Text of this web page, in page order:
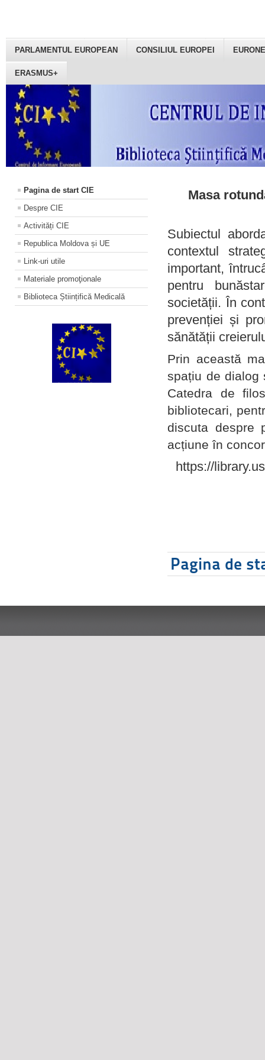
PARLAMENTUL EUROPEAN CONSILIUL EUROPEI
ERASMUS+
Pagina de start CIE
Despre CIE
Activități CIE
Republica Moldova și UE
Link-uri utile
Materiale promoţionale
Biblioteca Științifică Medicală
Masa
Subiectul
contextul
important,
pentru
societății. În
prevenției și
sănătății
Prin această
spațiu de dialog
Catedra de
bibliotecari,
discuta despre
acțiune în
https://
Pagina de